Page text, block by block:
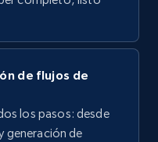
Initial
Prueba gratuita
de flujos de
los pasos: desde
generación de